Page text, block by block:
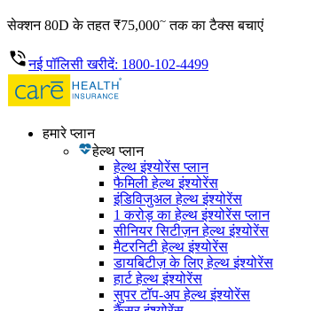
सेक्शन 80D के तहत ₹75,000~ तक का टैक्स बचाएं
नई पॉलिसी खरीदें: 1800-102-4499
हमारे प्लान
हेल्थ प्लान
हेल्थ इंश्योरेंस प्लान
फैमिली हेल्थ इंश्योरेंस
इंडिविजुअल हेल्थ इंश्योरेंस
1 करोड़ का हेल्थ इंश्योरेंस प्लान
सीनियर सिटीज़न हेल्थ इंश्योरेंस
मैटरनिटी हेल्थ इंश्योरेंस
डायबिटीज़ के लिए हेल्थ इंश्योरेंस
हार्ट हेल्थ इंश्योरेंस
सुपर टॉप-अप हेल्थ इंश्योरेंस